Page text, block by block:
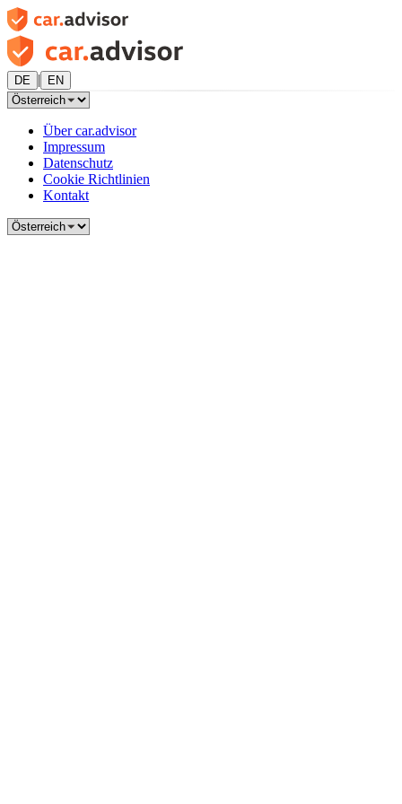
DE | EN
Über car.advisor
Impressum
Datenschutz
Cookie Richtlinien
Kontakt